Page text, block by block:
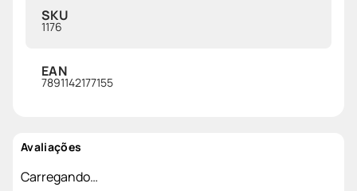
SKU
1176
EAN
7891142177155
Avaliações
Carregando…